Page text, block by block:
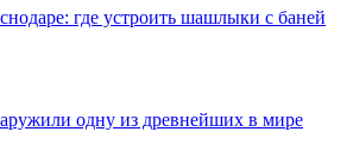
где устроить шашлыки с баней
одну из древнейших в мире